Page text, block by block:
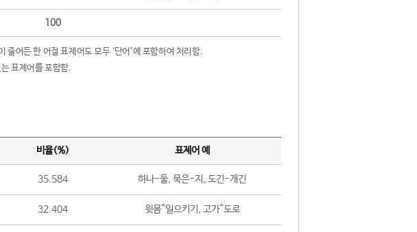
100
어든 한 어절 표제어도 모두 ‘단어’에 포함하여 처리함.
표제어를 포함함.
비율(%) 표제어 예
35.584 하나-둘, 묵은-지, 도긴-개긴
32.404 윗몸^일으키기, 고가^도로